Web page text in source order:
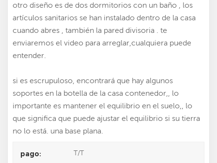
otro diseño es de dos dormitorios con un baño , los
artículos sanitarios se han instalado dentro de la casa
cuando abres , también la pared divisoria . te
enviaremos el video para arreglar,cualquiera puede
entender.
si es escrupuloso, encontrará que hay algunos
soportes en la botella de la casa contenedor,, lo
importante es mantener el equilibrio en el suelo,, lo
que significa que puede ajustar el equilibrio si su tierra
no lo está. una base plana.
pago: T/T